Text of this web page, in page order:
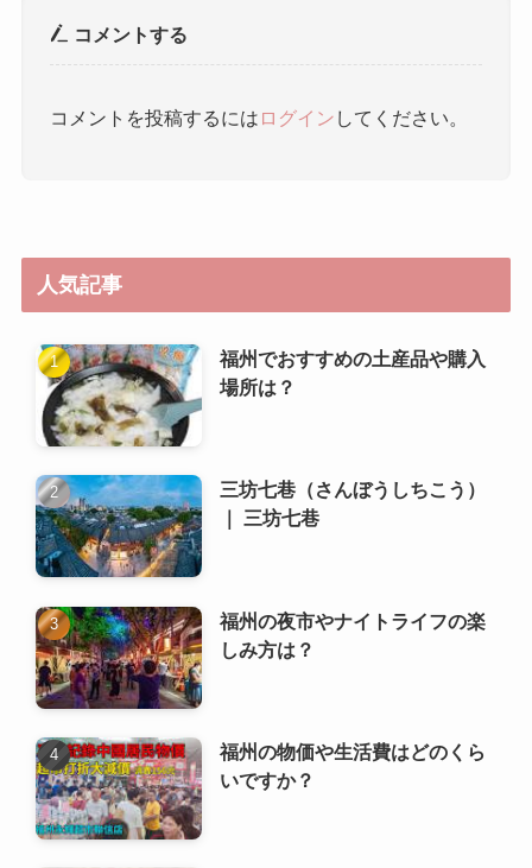
コメントする
コメントを投稿するには ログイン してください。
人気記事
福州でおすすめの土産品や購入
場所は？
三坊七巷（さんぼうしちこう）
｜ 三坊七巷
福州の夜市やナイトライフの楽
しみ方は？
福州の物価や生活費はどのくら
いですか？